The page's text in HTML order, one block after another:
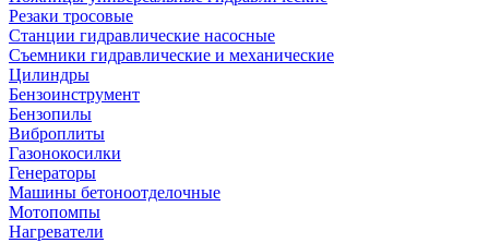
Резаки тросовые
Станции гидравлические насосные
Съемники гидравлические и механические
Цилиндры
Бензоинструмент
Бензопилы
Виброплиты
Газонокосилки
Генераторы
Машины бетоноотделочные
Мотопомпы
Нагреватели